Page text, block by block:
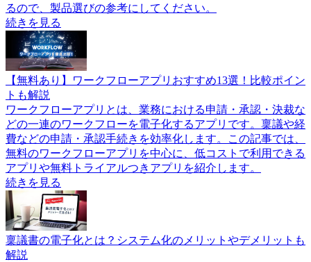
るので、製品選びの参考にしてください。
続きを見る
【無料あり】ワークフローアプリおすすめ13選！比較ポイン
トも解説
ワークフローアプリとは、業務における申請・承認・決裁な
どの一連のワークフローを電子化するアプリです。稟議や経
費などの申請・承認手続きを効率化します。この記事では、
無料のワークフローアプリを中心に、低コストで利用できる
アプリや無料トライアルつきアプリを紹介します。
続きを見る
稟議書の電子化とは？システム化のメリットやデメリットも
解説